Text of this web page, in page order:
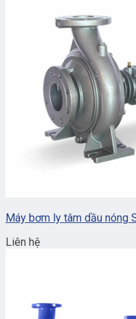
Máy bơm ly tâm dầu nóng
Liên hệ